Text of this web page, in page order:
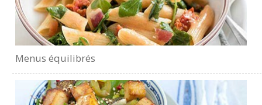
Menus équilibrés